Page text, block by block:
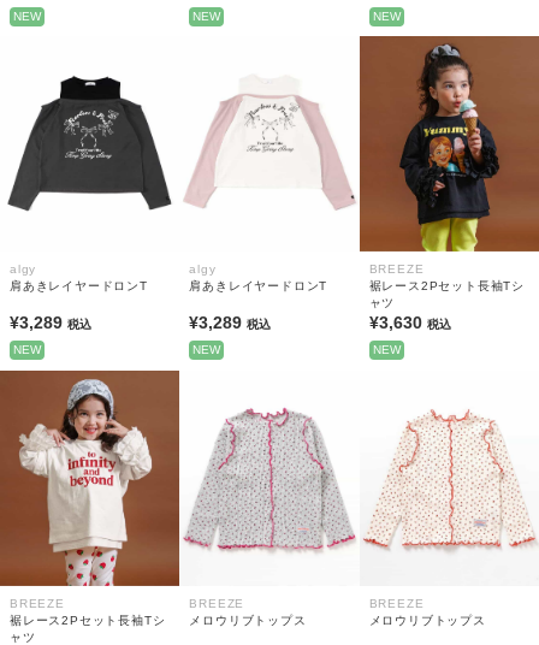
NEW
NEW
NEW
algy
肩あきレイヤードロンT
¥3,289 税込
NEW
algy
肩あきレイヤードロンT
¥3,289税込
NEW
BREEZE
裾レース2Pセット長袖Tシ
ャツ
¥3,630 税込
NEW
BREEZE
裾レース2Pセット長袖Tシ
ャツ
BREEZE
メロウリブトップス
BREEZE
メロウリブトップス